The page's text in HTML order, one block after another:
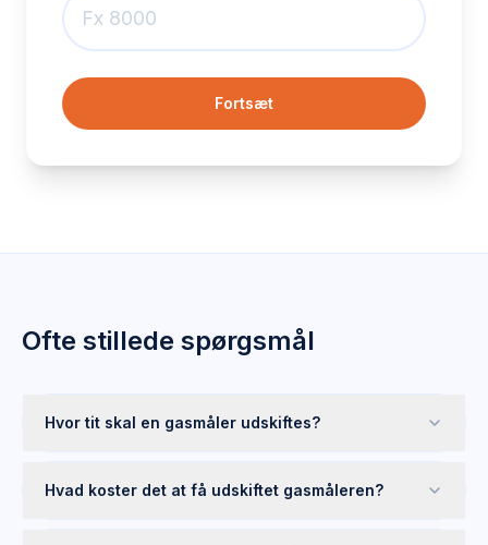
Fortsæt
Ofte stillede spørgsmål
Hvor tit skal en gasmåler udskiftes?
Hvad koster det at få udskiftet gasmåleren?